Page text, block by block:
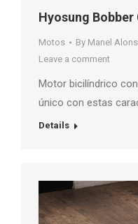
Hyosung Bobber
Motos By Manel
Leave a comment
Motor bicilíndrico
único con estas
Details